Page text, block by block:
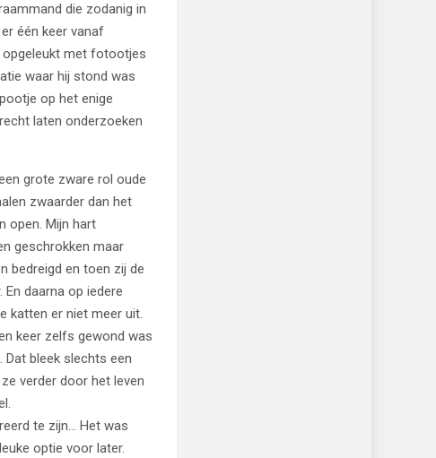
die zodanig in
één keer vanaf
opgeleukt met fotootjes
waar hij stond was
op het enige
laten onderzoeken
grote zware rol oude
zwaarder dan het
open. Mijn hart
geschrokken maar
bedreigd en toen zij de
daarna op iedere
katten er niet meer uit.
keer zelfs gewond was
bleek slechts een
verder door het leven
te zijn… Het was
optie voor later.